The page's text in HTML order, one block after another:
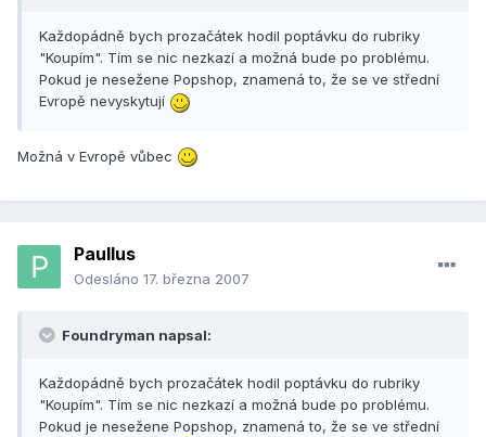
Každopádně bych prozačátek hodil poptávku do rubriky
"Koupím". Tím se nic nezkazí a možná bude po problému.
Pokud je nesežene Popshop, znamená to, že se ve střední
Evropě nevyskytují
Možná v Evropě vůbec
Paullus
Odesláno 17. března 2007
Foundryman napsal:
Každopádně bych prozačátek hodil poptávku do rubriky
"Koupím". Tím se nic nezkazí a možná bude po problému.
Pokud je nesežene Popshop, znamená to, že se ve střední